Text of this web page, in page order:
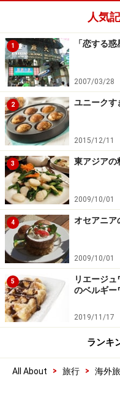
人気
1 「恋する
2007/03/28
2 ユニークす
2015/12/11
3 東アジアの
2009/10/01
4 オセアニア
2009/10/01
5
リエージ
のベルギー
2019/11/17
ランキ
All About > 旅行 > 海外